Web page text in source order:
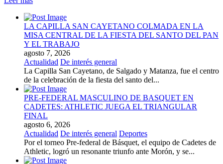
LA CAPILLA SAN CAYETANO COLMADA EN LA
MISA CENTRAL DE LA FIESTA DEL SANTO DEL PAN
Y EL TRABAJO
agosto 7, 2026
Actualidad De interés general
La Capilla San Cayetano, de Salgado y Matanza, fue el centro
de la celebración de la fiesta del santo del...
PRE-FEDERAL MASCULINO DE BASQUET EN
CADETES: ATHLETIC JUEGA EL TRIANGULAR
FINAL
agosto 6, 2026
Actualidad De interés general Deportes
Por el torneo Pre-federal de Básquet, el equipo de Cadetes de
Athletic, logró un resonante triunfo ante Morón, y se...